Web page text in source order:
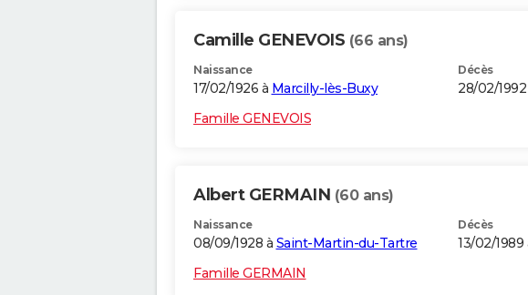
Camille GENEVOIS (66 ans)
Naissance
17/02/1926 à Marcilly-lès-Buxy
Décès
28/02/1992
Famille GENEVOIS
Albert GERMAIN (60 ans)
Naissance
08/09/1928 à Saint-Martin-du-Tartre
Décès
13/02/1989
Famille GERMAIN